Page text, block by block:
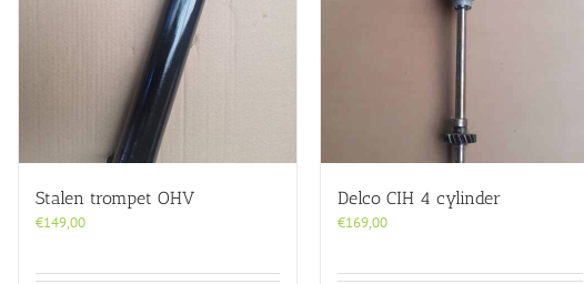
Stalen trompet OHV
€149,00
Delco CIH 4 cylinder
€169,00